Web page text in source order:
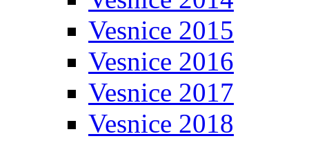
Vesnice 2015
Vesnice 2016
Vesnice 2017
Vesnice 2018